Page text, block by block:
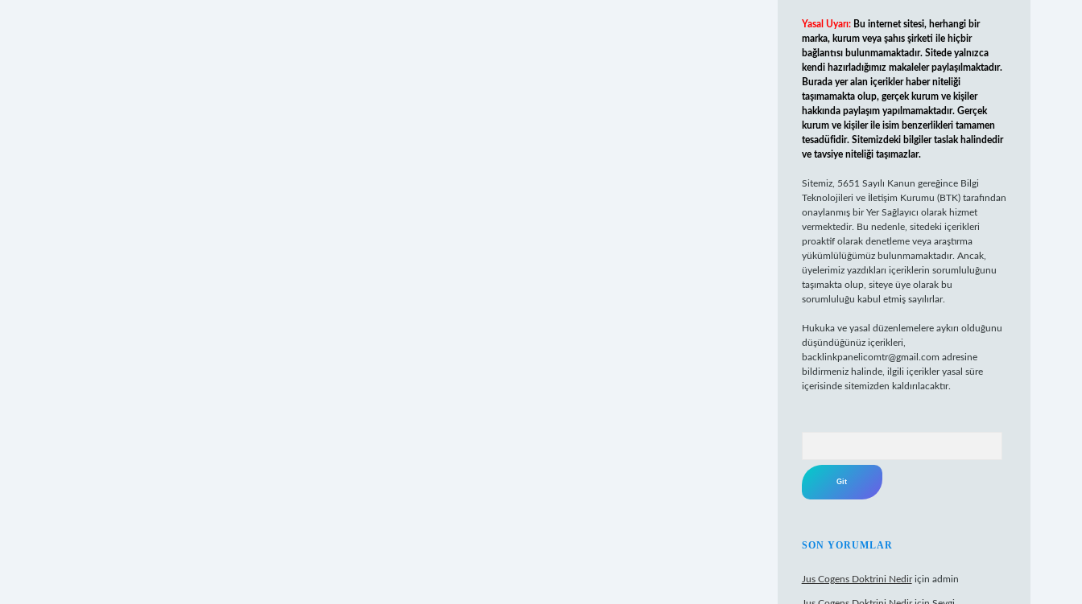
Yasal Uyarı: Bu internet sitesi, herhangi bir
marka, kurum veya şahıs şirketi ile hiçbir
bağlantısı bulunmamaktadır. Sitede yalnızca
kendi hazırladığımız makaleler paylaşılmaktadır.
Burada yer alan içerikler haber niteliği
taşımamakta olup, gerçek kurum ve kişiler
hakkında paylaşım yapılmamaktadır. Gerçek
kurum ve kişiler ile isim benzerlikleri tamamen
tesadüfidir. Sitemizdeki bilgiler taslak halindedir
ve tavsiye niteliği taşımazlar.
Sitemiz, 5651 Sayılı Kanun gereğince Bilgi
Teknolojileri ve İletişim Kurumu (BTK) tarafından
onaylanmış bir Yer Sağlayıcı olarak hizmet
vermektedir. Bu nedenle, sitedeki içerikleri
proaktif olarak denetleme veya araştırma
yükümlülüğümüz bulunmamaktadır. Ancak,
üyelerimiz yazdıkları içeriklerin sorumluluğunu
taşımakta olup, siteye üye olarak bu
sorumluluğu kabul etmiş sayılırlar.
Hukuka ve yasal düzenlemelere aykırı olduğunu
düşündüğünüz içerikleri,
backlinkpanelicomtr@gmail.com adresine
bildirmeniz halinde, ilgili içerikler yasal süre
içerisinde sitemizden kaldırılacaktır.
SON YORUMLAR
Jus Cogens Doktrini Nediriçin admin